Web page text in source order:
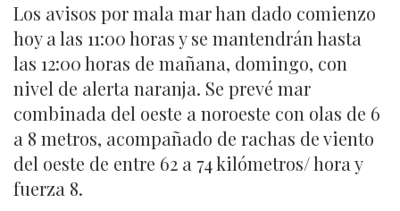
Los avisos por mala mar han dado comienzo
hoy a las 11:00 horas y se mantendrán hasta
las 12:00 horas de mañana, domingo, con
nivel de alerta naranja. Se prevé mar
combinada del oeste a noroeste con olas de 6
a 8 metros, acompañado de rachas de viento
del oeste de entre 62 a 74 kilómetros/ hora y
fuerza 8.